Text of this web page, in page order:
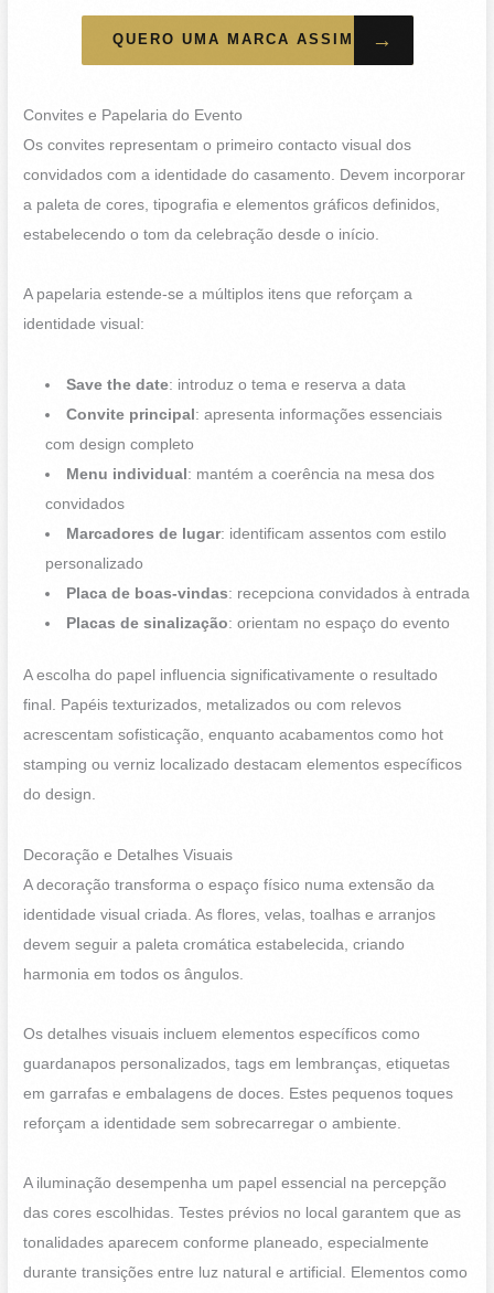
QUERO UMA MARCA ASSIM →
Convites e Papelaria do Evento
Os convites representam o primeiro contacto visual dos
convidados com a identidade do casamento. Devem incorporar
a paleta de cores, tipografia e elementos gráficos definidos,
estabelecendo o tom da celebração desde o início.
A papelaria estende-se a múltiplos itens que reforçam a
identidade visual:
Save the date: introduz o tema e reserva a data
Convite principal : apresenta informações essenciais
com design completo
Menu individual : mantém a coerência na mesa dos
convidados
Marcadores de lugar: identificam assentos com estilo
personalizado
Placa de boas-vindas: recepciona convidados à entrada
Placas de sinalização: orientam no espaço do evento
A escolha do papel influencia significativamente o resultado
final. Papéis texturizados, metalizados ou com relevos
acrescentam sofisticação, enquanto acabamentos como hot
stamping ou verniz localizado destacam elementos específicos
do design.
Decoração e Detalhes Visuais
A decoração transforma o espaço físico numa extensão da
identidade visual criada. As flores, velas, toalhas e arranjos
devem seguir a paleta cromática estabelecida, criando
harmonia em todos os ângulos.
Os detalhes visuais incluem elementos específicos como
guardanapos personalizados, tags em lembranças, etiquetas
em garrafas e embalagens de doces. Estes pequenos toques
reforçam a identidade sem sobrecarregar o ambiente.
A iluminação desempenha um papel essencial na percepção
das cores escolhidas. Testes prévios no local garantem que as
tonalidades aparecem conforme planeado, especialmente
durante transições entre luz natural e artificial. Elementos como